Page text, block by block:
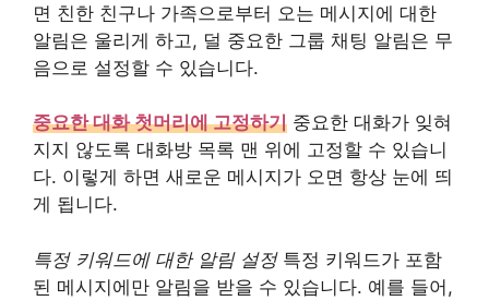
면 친한 친구나 가족으로부터 오는 메시지에 대한
알림은 울리게 하고, 덜 중요한 그룹 채팅 알림은 무
음으로 설정할 수 있습니다.
중요한 대화 첫머리에 고정하기 중요한 대화가 잊혀
지지 않도록 대화방 목록 맨 위에 고정할 수 있습니
다. 이렇게 하면 새로운 메시지가 오면 항상 눈에 띄
게 됩니다.
특정 키워드에 대한 알림 설정특정 키워드가 포함
된 메시지에만 알림을 받을 수 있습니다. 예를 들어,